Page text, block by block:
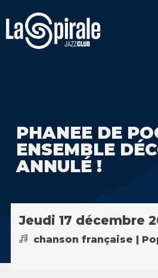
PHANEE DE
ENSEMBLE
ANNULÉ !
Jeudi 17 décembre
chanson française |